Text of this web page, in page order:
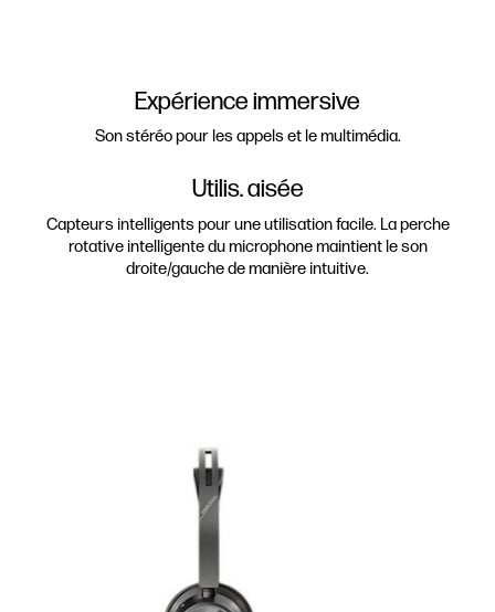
Expérience immersive
Son stéréo pour les appels et le multimédia.
Utilis. aisée
Capteurs intelligents pour une utilisation facile. La perche
rotative intelligente du microphone maintient le son
droite/gauche de manière intuitive.